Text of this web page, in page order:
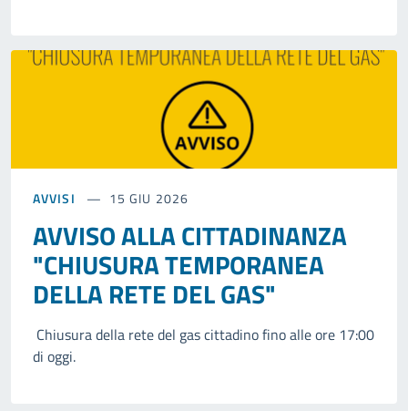
AVVISI 15 GIU 2026
AVVISO ALLA CITTADINANZA
"CHIUSURA TEMPORANEA
DELLA RETE DEL GAS"
Chiusura della rete del gas cittadino fino alle ore 17:00
di oggi.